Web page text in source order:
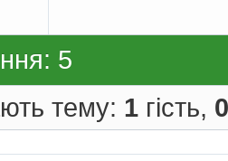
5
тему: 1 гість, 0